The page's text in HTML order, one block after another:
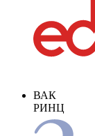
ВАК
РИНЦ